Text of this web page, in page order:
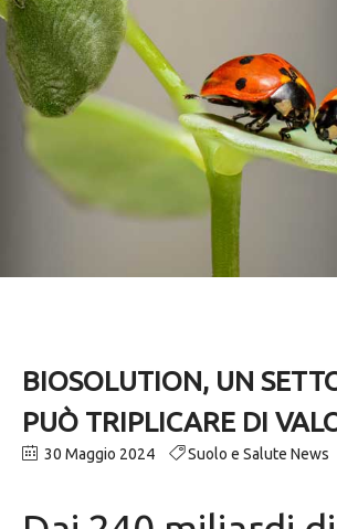
BIOSOLUTION, UN
PUÒ TRIPLICARE DI
30 Maggio 2024 Suolo e Salute News